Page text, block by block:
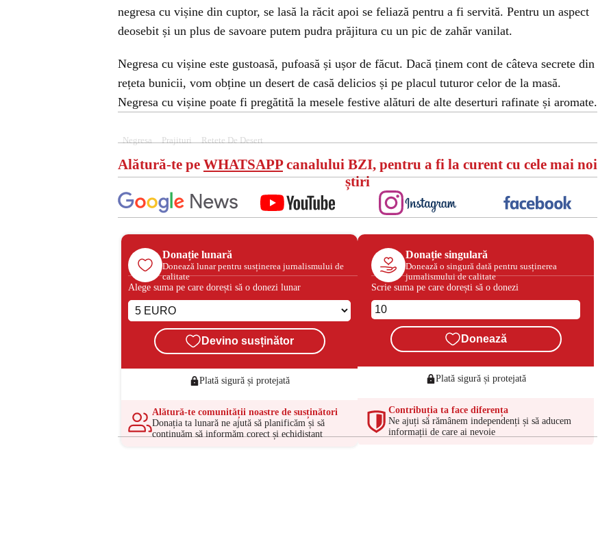
negresa cu vișine din cuptor, se lasă la răcit apoi se feliază pentru a fi servită. Pentru un aspect
deosebit și un plus de savoare putem pudra prăjitura cu un pic de zahăr vanilat.
Negresa cu vișine este gustoasă, pufoasă și ușor de făcut. Dacă ținem cont de câteva secrete din
rețeta bunicii, vom obține un desert de casă delicios și pe placul tuturor celor de la masă.
Negresa cu vișine poate fi pregătită la mesele festive alături de alte deserturi rafinate și aromate.
Negresa Prajituri Retete De Desert
Alătură-te pe WHATSAPPcanalului BZI, pentru a fi la curent cu cele mai noi
știri
Donație lunară
Donează lunar pentru susținerea jurnalismului de
calitate
Alege suma pe care dorești să o donezi lunar
Devino susținător
Plată sigură și protejată
Alătură-te comunității noastre de susținători
Donația ta lunară ne ajută să planificăm și să
continuăm să informăm corect și echidistant
Donație singulară
Donează o singură dată pentru susținerea
jurnalismului de calitate
Scrie suma pe care dorești să o donezi
Donează
Plată sigură și protejată
Contribuția ta face diferența
Ne ajuți să rămânem independenți și să aducem
informații de care ai nevoie